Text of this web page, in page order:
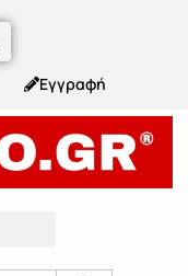
Εγγραφή